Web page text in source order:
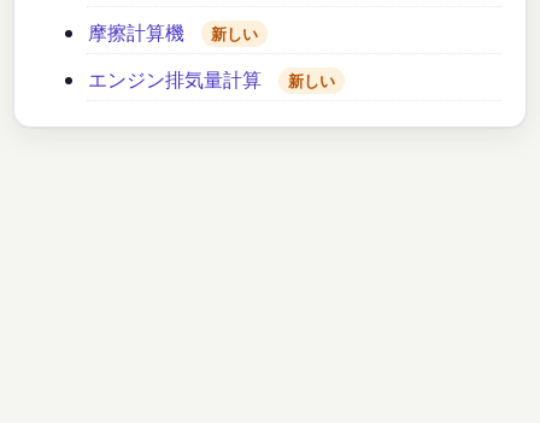
摩擦計算機 新しい
エンジン排気量計算 新しい